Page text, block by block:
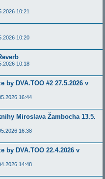
10:21
10:20
10:18
by DVA.TOO #2 27.5.2026 v
16:44
Miroslava Žambocha 13.5.
16:38
by DVA.TOO 22.4.2026 v
14:48